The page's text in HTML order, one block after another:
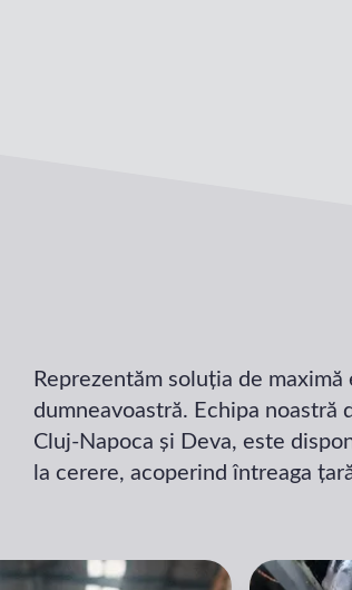
Reprezentăm soluția de
dumneavoastră. Echipa noastră
Cluj-Napoca și Deva, este
la cerere, acoperind întreaga